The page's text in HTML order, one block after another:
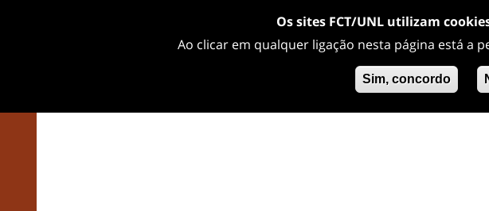
Os sites FCT/UNL utilizam
Ao clicar em qualquer ligação nesta página está a
Sim, concordo